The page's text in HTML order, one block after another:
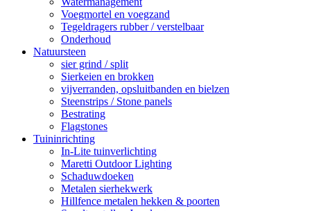
Voegmortel en voegzand
Tegeldragers rubber / verstelbaar
Onderhoud
Natuursteen
sier grind / split
Sierkeien en brokken
vijverranden, opsluitbanden en bielzen
Steenstrips / Stone panels
Bestrating
Flagstones
Tuininrichting
In-Lite tuinverlichting
Maretti Outdoor Lighting
Schaduwdoeken
Metalen sierhekwerk
Hillfence metalen hekken & poorten